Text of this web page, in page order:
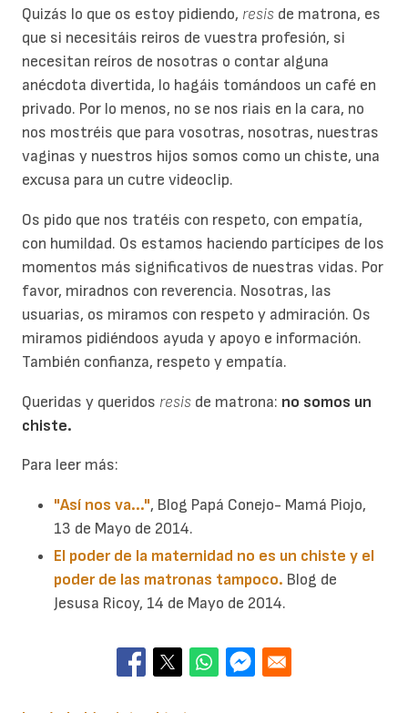
Quizás lo que os estoy pidiendo, resis de matrona, es
que si necesitáis reiros de vuestra profesión, si
necesitan reíros de nosotras o contar alguna
anécdota divertida, lo hagáis tomándoos un café en
privado. Por lo menos, no se nos riais en la cara, no
nos mostréis que para vosotras, nosotras, nuestras
vaginas y nuestros hijos somos como un chiste, una
excusa para un cutre videoclip.
Os pido que nos tratéis con respeto, con empatía,
con humildad. Os estamos haciendo partícipes de los
momentos más significativos de nuestras vidas. Por
favor, miradnos con reverencia. Nosotras, las
usuarias, os miramos con respeto y admiración. Os
miramos pidiéndoos ayuda y apoyo e información.
También confianza, respeto y empatía.
Queridas y queridos resis de matrona: no somos un
chiste.
Para leer más:
"Así nos va...", Blog Papá Conejo- Mamá Piojo,
13 de Mayo de 2014.
El poder de la maternidad no es un chiste y el
poder de las matronas tampoco. Blog de
Jesusa Ricoy, 14 de Mayo de 2014.